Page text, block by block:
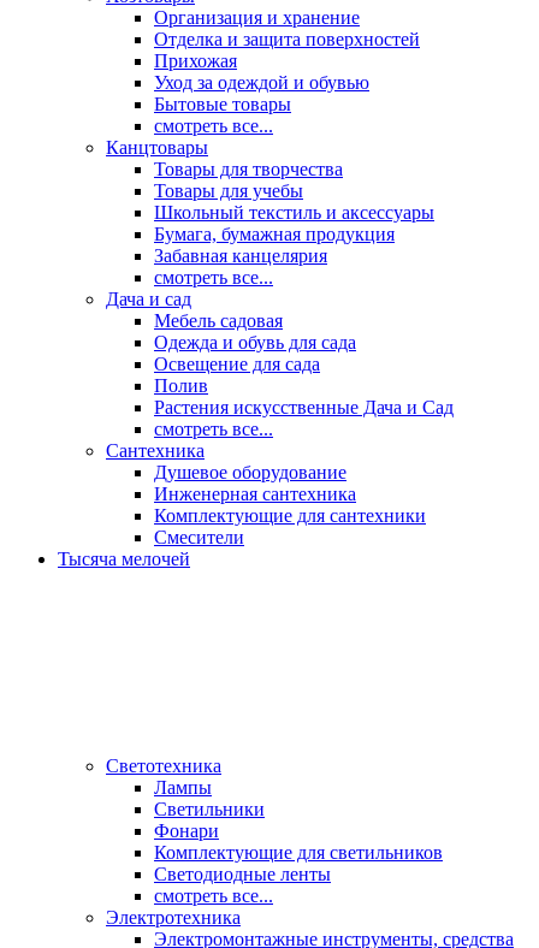
Организация и хранение
Отделка и защита поверхностей
Прихожая
Уход за одеждой и обувью
Бытовые товары
смотреть все...
Канцтовары
Товары для творчества
Товары для учебы
Школьный текстиль и аксессуары
Бумага, бумажная продукция
Забавная канцелярия
смотреть все...
Дача и сад
Мебель садовая
Одежда и обувь для сада
Освещение для сада
Полив
Растения искусственные Дача и Сад
смотреть все...
Сантехника
Душевое оборудование
Инженерная сантехника
Комплектующие для сантехники
Смесители
Тысяча мелочей
Светотехника
Лампы
Светильники
Фонари
Комплектующие для светильников
Светодиодные ленты
смотреть все...
Электротехника
Электромонтажные инструменты, средства